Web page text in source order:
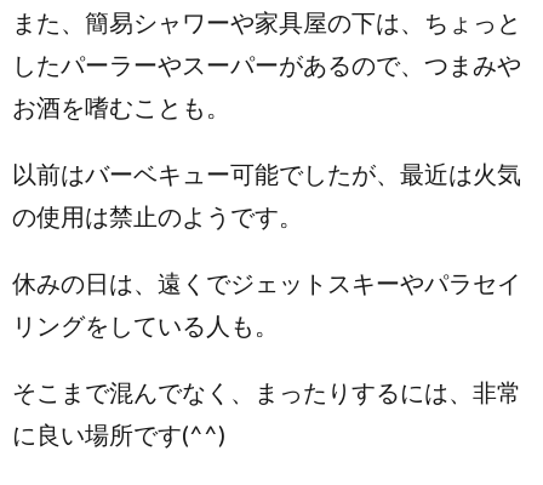
また、簡易シャワーや家具屋の下は、ちょっと
したパーラーやスーパーがあるので、つまみや
お酒を嗜むことも。
以前はバーベキュー可能でしたが、最近は火気
の使用は禁止のようです。
休みの日は、遠くでジェットスキーやパラセイ
リングをしている人も。
そこまで混んでなく、まったりするには、非常
に良い場所です(^^)